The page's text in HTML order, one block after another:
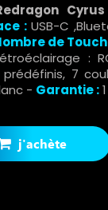
:USB-C
de
:
7
- Garantie :
j'achète